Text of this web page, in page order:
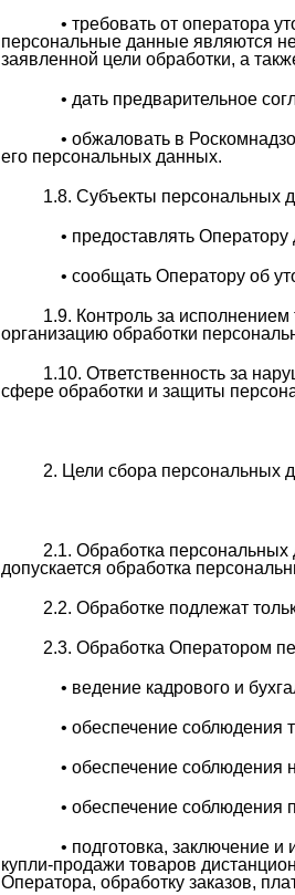
• требовать от оператора
персональные данные являются
заявленной цели обработки, а
• дать предварительное
• обжаловать в
его персональных данных.
1.8. Субъекты персональных
• предоставлять
• сообщать Оператору об
1.9. Контроль за
организацию обработки
1.10. Ответственность за
сфере обработки и защиты
2. Цели сбора персональных
2.1. Обработка
допускается обработка
2.2. Обработке подлежат
2.3. Обработка Оператором
• ведение кадрового и
• обеспечение соблюдения
• обеспечение соблюдения
• обеспечение соблюдения
• подготовка, заключение и
купли-продажи товаров
Оператора, обработку заказов,